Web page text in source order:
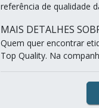
referência de qualidade
MAIS DETALHES
Quem quer encontrar
Top Quality. Na